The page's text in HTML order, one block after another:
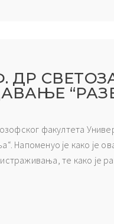
ДР
факултета
Напоменуо је како је
те како је